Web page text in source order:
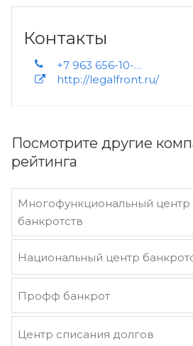
Посмотрите другие
рейтинга
Многофункциональный центр
банкротств
Национальный центр
Профф банкрот
Центр списания долгов
Контакты
+7 963 656-10-28+7 (495) 117-45-18+7 443 860-85-14+7 723 236-09-87+7 734 156-25-00
http://legalfront.ru/